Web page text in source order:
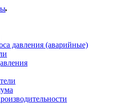
давления (аварийные)